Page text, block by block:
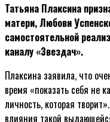
Татьяна Плаксина
матери, Любови
самостоятельной
каналу «Звездач».
Плаксина заявила, что
время «показать себя не
личность, которая
влияния такой